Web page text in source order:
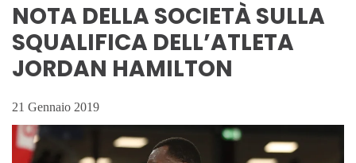
NOTA DELLA SOCIETÀ SULLA
SQUALIFICA DELL’ATLETA
JORDAN HAMILTON
21 Gennaio 2019